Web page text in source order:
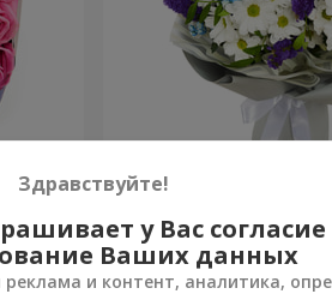
Яркий букет на День
1 399 грн
Здравствуйте!
у Вас согласие
Ваших данных
и контент, аналитика,